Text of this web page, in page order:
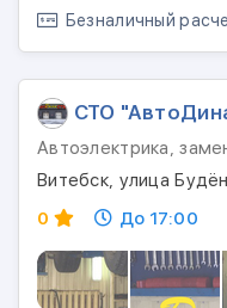
Безналичный
СТО
Автоэлектрика,
Витебск, улица
0
До 17:00